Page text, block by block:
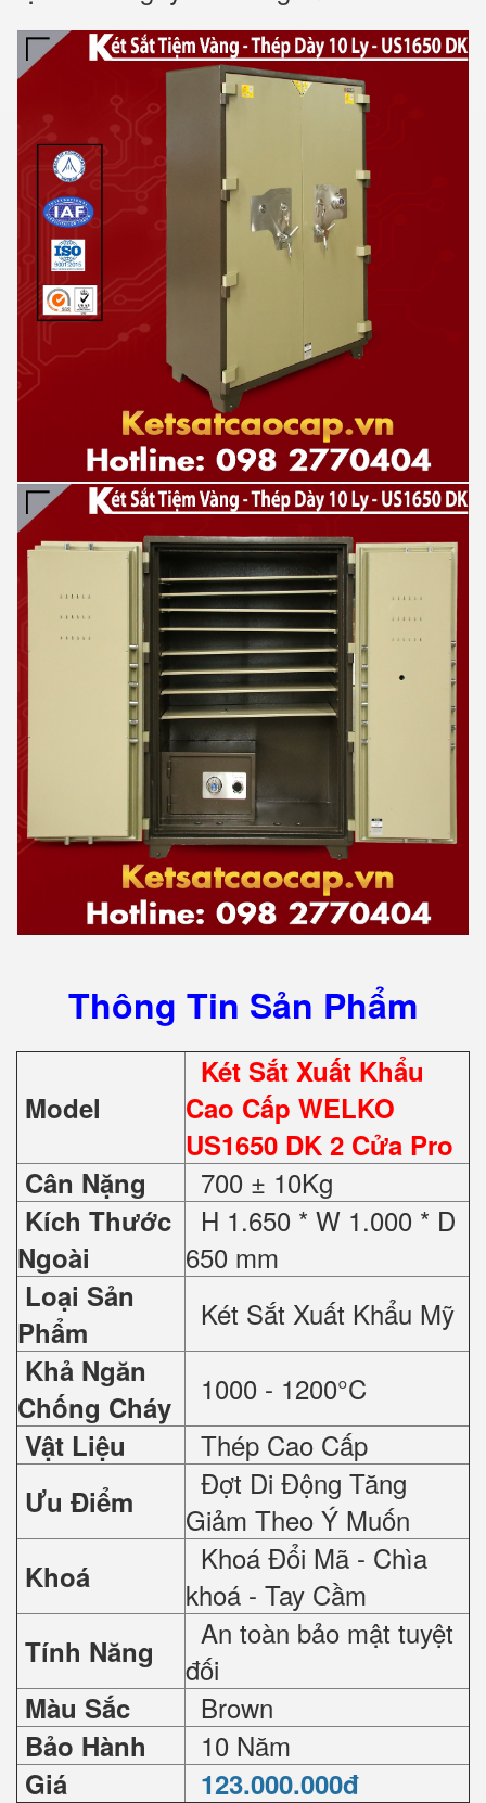
Thông Tin Sản Phẩm
Model
Két Sắt Xuất Khẩu
Cao Cấp WELKO
US1650 DK 2 Cửa Pro
Cân Nặng
700 ± 10Kg
Kích Thước
Ngoài
H 1.650 * W 1.000 * D
650 mm
Loại Sản
Phẩm
Két Sắt Xuất Khẩu Mỹ
Khả Ngăn
Chống Cháy
1000 - 1200°C
Vật Liệu Thép Cao Cấp
Ưu Điểm
Đợt Di Động Tăng
Giảm Theo Ý Muốn
Khoá
Khoá Đổi Mã - Chìa
khoá - Tay Cầm
Tính Năng
An toàn bảo mật tuyệt
đối
Màu Sắc Brown
Bảo Hành 10 Năm
Giá 123.000.000đ